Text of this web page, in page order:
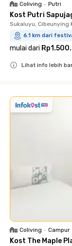
Coliving • Putri
Kost Putri
Sukaluyu, Cibeunying
6.1 km dari
mulai dari
Lihat info lebih
Coliving • Campur
Kost The Maple